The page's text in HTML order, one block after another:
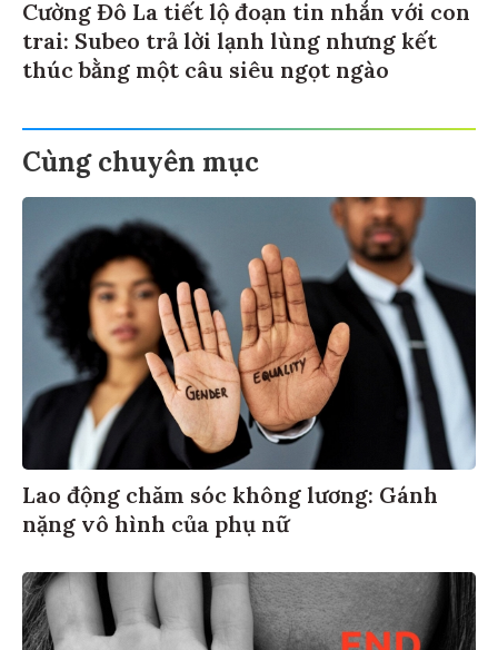
Cường Đô La tiết lộ đoạn tin nhắn với con
trai: Subeo trả lời lạnh lùng nhưng kết
thúc bằng một câu siêu ngọt ngào
Cùng chuyên mục
Lao động chăm sóc không lương: Gánh
nặng vô hình của phụ nữ